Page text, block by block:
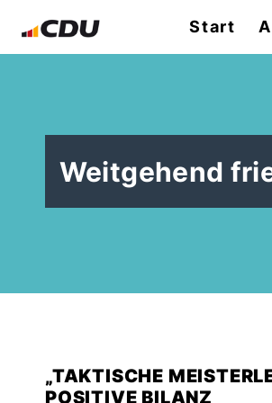
Start
Weitgehend
TAKTISCHE
POSITIVE BILANZ